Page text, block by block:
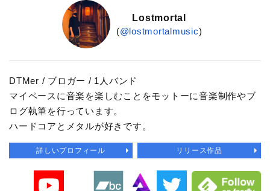
Lostmortal
(@lostmortalmusic)
DTMer / ブロガー / 1人バンド
マイペースに音楽を楽しむことをモットーに音楽制作やブ
ログ執筆を行っています。
ハードコアとメタルが好きです。
詳しいプロフィール リリース作品